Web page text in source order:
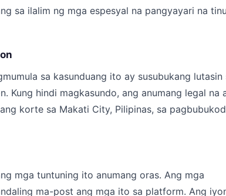
sa ilalim ng mga espesyal na pangyayari na
sa kasunduang ito ay susubukang lutasin
Kung hindi magkasundo, ang anumang legal na
korte sa Makati City, Pilipinas, sa
mga tuntuning ito anumang oras. Ang mga
ma-post ang mga ito sa platform. Ang